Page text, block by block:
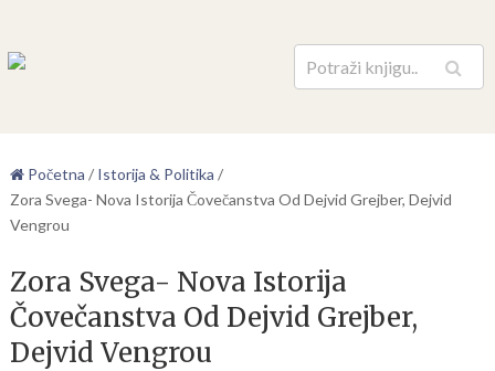
Pretraga
Početna / Istorija & Politika /
Zora Svega- Nova Istorija Čovečanstva Od Dejvid Grejber, Dejvid
Vengrou
Zora Svega- Nova Istorija
Čovečanstva Od Dejvid Grejber,
Dejvid Vengrou